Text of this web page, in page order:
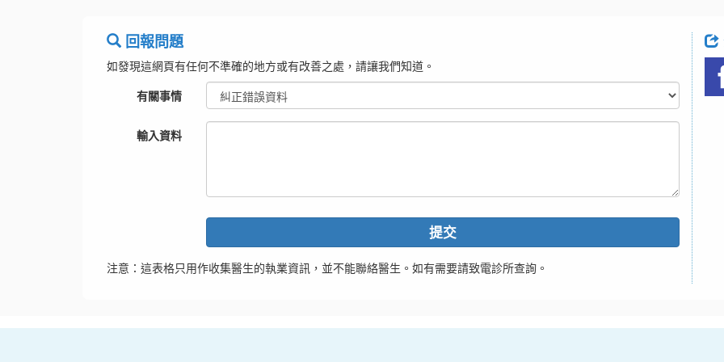
回報問題
如發現這網頁有任何不準確的地方或有改善之處，請讓我們知道。
有關事情
輸入資料
提交
注意：這表格只用作收集醫生的執業資訊，並不能聯絡醫生。如有需要請致電診所查詢。